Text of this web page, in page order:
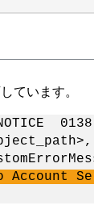
ています。
0138